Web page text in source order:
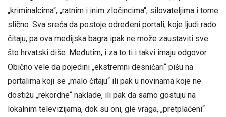
„kriminalcima“, „ratnim i inim zločincima“, silovateljima i tome
slično. Sva sreća da postoje određeni portali, koje ljudi rado
čitaju, pa ova medijska bagra ipak ne može zaustaviti sve
što hrvatski diše. Međutim, i za to ti i takvi imaju odgovor.
Obično vele da pojedini „ekstremni desničari“ pišu na
portalima koji se „malo čitaju“ ili pak u novinama koje ne
dostižu „rekordne“ naklade, ili pak da samo gostuju na
lokalnim televizijama, dok su oni, gle vraga, „pretplaćeni“